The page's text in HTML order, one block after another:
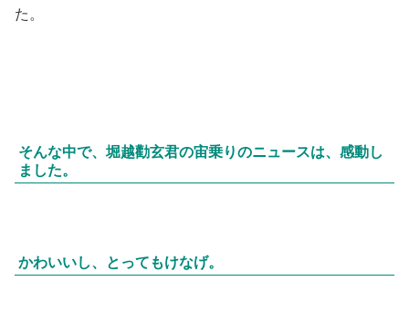
た。
そんな中で、堀越勸玄君の宙乗りのニュースは、感動し
ました。
かわいいし、とってもけなげ。